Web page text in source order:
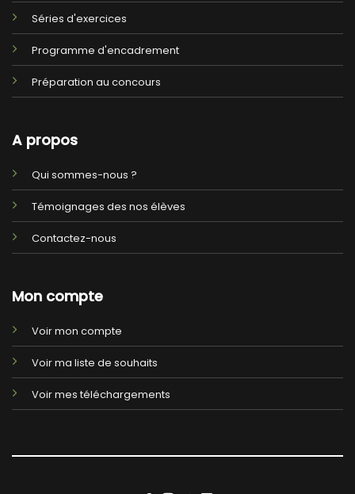
Séries d'exercices
Programme d'encadrement
Préparation au concours
A propos
Qui sommes-nous ?
Témoignages des nos élèves
Contactez-nous
Mon compte
Voir mon compte
Voir ma liste de souhaits
Voir mes téléchargements